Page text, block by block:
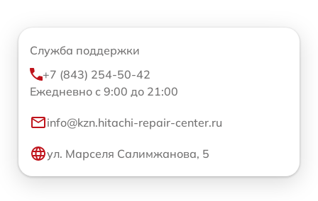
Служба поддержки
+7 (843) 254-50-42
Ежедневно с 9:00 до 21:00
info@kzn.hitachi-repair-center.ru
ул. Марселя Салимжанова, 5